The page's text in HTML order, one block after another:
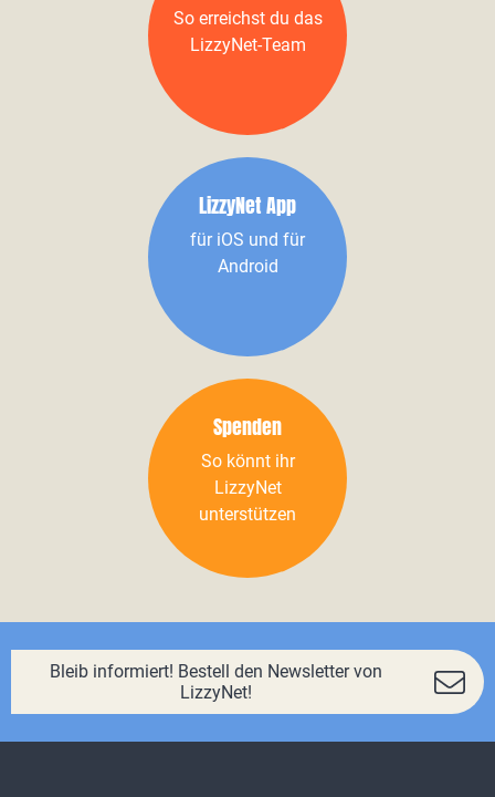
So erreichst du das
LizzyNet-Team
LizzyNet App
für iOS und für
Android
Spenden
So könnt ihr
LizzyNet
unterstützen
Bleib informiert! Bestell den Newsletter von
LizzyNet!